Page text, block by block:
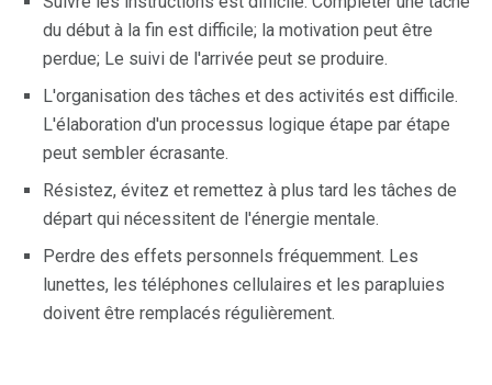
du début à la fin est difficile; la motivation peut être
perdue; Le suivi de l'arrivée peut se produire.
L'organisation des tâches et des activités est difficile.
L'élaboration d'un processus logique étape par étape
peut sembler écrasante.
Résistez, évitez et remettez à plus tard les tâches de
départ qui nécessitent de l'énergie mentale.
Perdre des effets personnels fréquemment. Les
lunettes, les téléphones cellulaires et les parapluies
doivent être remplacés régulièrement.